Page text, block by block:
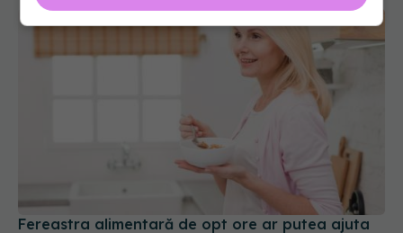
Fereastra alimentară de opt ore ar putea ajuta
creierul femeilor de peste 50 de ani
08 aug 2026, 10:00